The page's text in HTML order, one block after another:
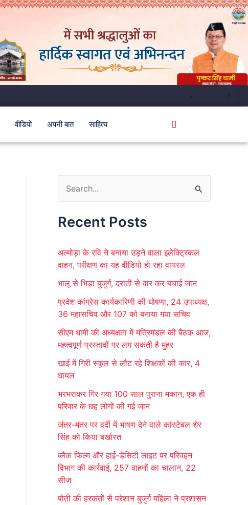
वीडियो अपनी बात साहित्य
a
c
o
Recent Posts
अल्मोड़ा के रवि ने बनाया उड़ने वाला इलेक्ट्रिकल
वाहन, परीक्षण का यह वीडियो हो रहा वायरल
भालू से भिड़ा बुजुर्ग, दराती से वार कर बचाई जान
प्रदेश कांग्रेस कार्यकारिणी की घोषणा, 24 उपाध्यक्ष,
36 महासचिव और 107 को बनाया गया सचिव
सीएम धामी की अध्यक्षता में मंत्रिमंडल की बैठक आज,
महत्वपूर्ण प्रस्तावों पर लग सकती है मुहर
खाई में गिरी स्कूल से लौट रहे शिक्षकों की कार, 4
घायल
भरभराकर गिर गया 100 साल पुराना मकान, एक ही
परिवार के छह लोगों की गई जान
जंतर-मंतर पर वर्दी में भाषण देने वाले कांस्टेबल शेर
सिंह को किया बर्खास्त
ब्लैक फिल्म और हाई-डेंसिटी लाइट पर परिवहन
विभाग की कार्रवाई, 257 वाहनों का चालान, 22
सीज
पोती की हरकतों से परेशान बुजुर्ग महिला ने प्रशासन